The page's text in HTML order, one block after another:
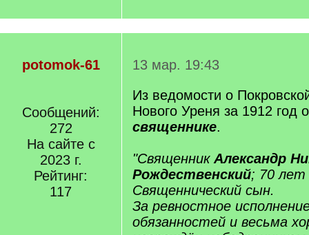
potomok-61
Сообщений:
272
На сайте с
2023 г.
Рейтинг:
117
13 мар. 19:43
Из ведомости о
Нового Уреня за 1912 год
священнике.
"Священник Александр
Рождественский; 70 лет
Священнический сын.
За ревностное
обязанностей и весьма